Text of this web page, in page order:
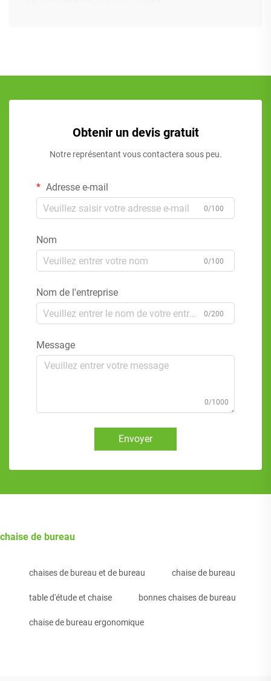
Obtenir un devis gratuit
Notre représentant vous contactera sous peu.
Adresse e-mail
0/100
Nom
0/100
Nom de l'entreprise
0/200
Message
0/1000
Envoyer
chaise de bureau
chaises de bureau et de bureau chaise de bureau
table d'étude et chaise bonnes chaises de bureau
chaise de bureau ergonomique